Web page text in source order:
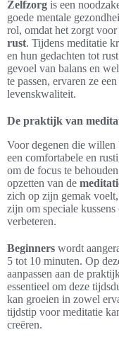
Zelfzorg is een
goede mentale
rol, omdat het zorgt
rust. Tijdens meditatie
en hun gedachten tot
gevoel van balans en
te passen, ervaren ze
levenskwaliteit.
De praktijk van
Voor degenen die willen
een comfortabele en
om de focus te
opzetten van de
zich op zijn gemak
zijn om speciale
verbeteren.
Beginners wordt
5 tot 10 minuten. Op
aanpassen aan de
essentieel om deze
kan groeien in zowel
tijdstip voor meditatie
creëren.